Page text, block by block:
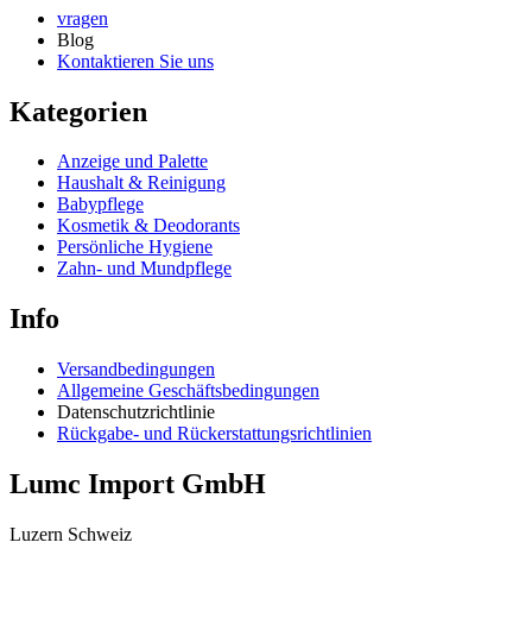
vragen
Blog
Kontaktieren Sie uns
Kategorien
Anzeige und Palette
Haushalt & Reinigung
Babypflege
Kosmetik & Deodorants
Persönliche Hygiene
Zahn- und Mundpflege
Info
Versandbedingungen
Allgemeine Geschäftsbedingungen
Datenschutzrichtlinie
Rückgabe- und Rückerstattungsrichtlinien
Lumc Import GmbH
Luzern Schweiz